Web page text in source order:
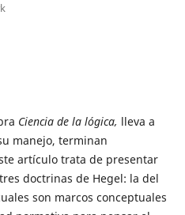
Ciencia de la lógica, lleva a
manejo, terminan
artículo trata de presentar
doctrinas de Hegel: la del
son marcos conceptuales